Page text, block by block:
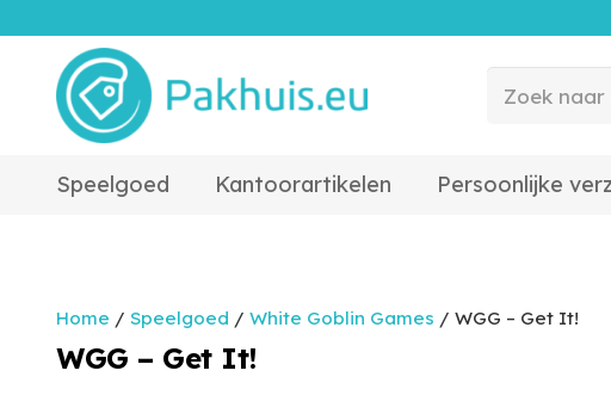
Speelgoed Kantoorartikelen Persoonlijke
Home / Speelgoed / White Goblin Games / WGG – Get It!
WGG – Get It!